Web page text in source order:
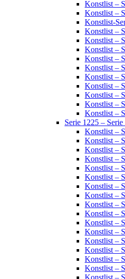
Konstlist –
Konstlist –
Konstlist-
Konstlist –
Konstlist –
Konstlist –
Konstlist –
Konstlist –
Konstlist –
Konstlist –
Konstlist –
Konstlist –
Konstlist –
Serie 1225 –
Konstlist –
Konstlist –
Konstlist –
Konstlist –
Konstlist –
Konstlist –
Konstlist –
Konstlist –
Konstlist –
Konstlist –
Konstlist –
Konstlist –
Konstlist –
Konstlist –
Konstlist –
Konstlist –
Konstlist –